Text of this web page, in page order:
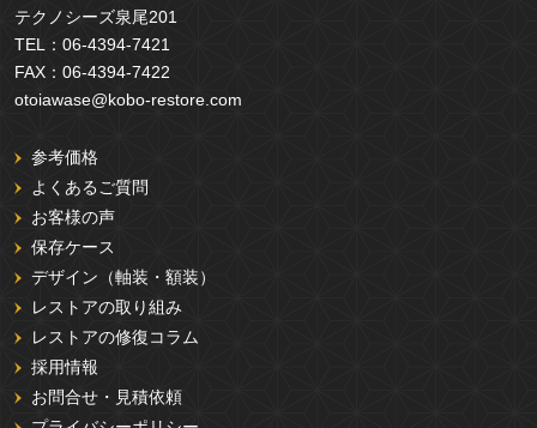
テクノシーズ泉尾201
TEL： 06-4394-7421
FAX： 06-4394-7422
otoiawase@kobo-restore.com
参考価格
よくあるご質問
お客様の声
保存ケース
デザイン（軸装・額装）
レストアの取り組み
レストアの修復コラム
採用情報
お問合せ・見積依頼